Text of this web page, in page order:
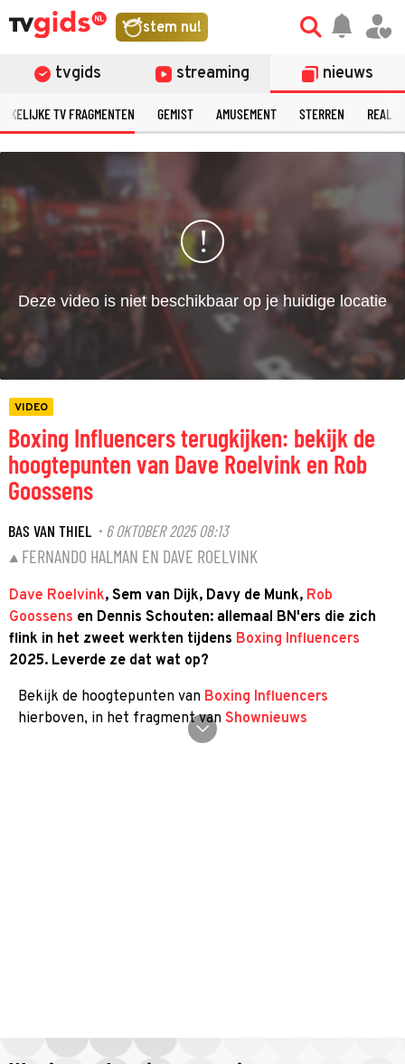
stem nu!
tvgids streaming nieuws
TV FRAGMENTEN GEMIST AMUSEMENT STERREN
©
VIDEO
Boxing Influencers terugkijken: bekijk de
hoogtepunten van Dave Roelvink en Rob
Goossens
BAS VAN THIEL· 6 OKTOBER 2025 08:13
FERNANDO HALMAN EN DAVE ROELVINK
Dave Roelvink, Sem van Dijk, Davy de Munk, Rob
Goossens en Dennis Schouten: allemaal BN'ers die zich
flink in het zweet werkten tijdens Boxing Influencers
2025. Leverde ze dat wat op?
Bekijk de hoogtepunten van Boxing Influencers
hierboven, in het fragment van Shownieuws